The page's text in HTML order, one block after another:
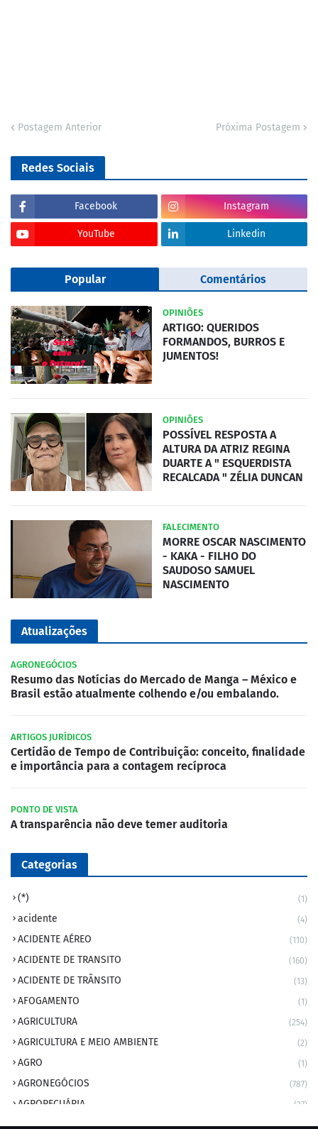
Postagem Anterior Próxima Postagem
Redes Sociais
Facebook Instagram
YouTube Linkedin
Popular Comentários
OPINIÕES
ARTIGO: QUERIDOS
FORMANDOS, BURROS E
JUMENTOS!
OPINIÕES
POSSÍVEL RESPOSTA A
ALTURA DA ATRIZ REGINA
DUARTE A " ESQUERDISTA
RECALCADA " ZÉLIA DUNCAN
FALECIMENTO
MORRE OSCAR NASCIMENTO
- KAKA - FILHO DO
SAUDOSO SAMUEL
NASCIMENTO
Atualizações
AGRONEGÓCIOS
Resumo das Notícias do Mercado de Manga – México e
Brasil estão atualmente colhendo e/ou embalando.
ARTIGOS JURÍDICOS
Certidão de Tempo de Contribuição: conceito, finalidade
e importância para a contagem recíproca
PONTO DE VISTA
A transparência não deve temer auditoria
Categorias
(*) (1)
acidente (4)
ACIDENTE AÉREO (110)
ACIDENTE DE TRANSITO (160)
ACIDENTE DE TRÂNSITO (13)
AFOGAMENTO (1)
AGRICULTURA (254)
AGRICULTURA E MEIO AMBIENTE (2)
AGRO (1)
AGRONEGÓCIOS (787)
AGROPECUÁRIA (37)
AMBIENTE (9)